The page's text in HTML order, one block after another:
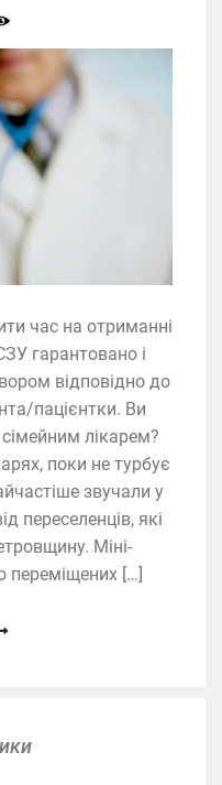
час на отриманні
гарантовано і
відповідно до
пацієнтки. Ви
сімейним лікарем?
поки не турбує
звучали у
переселенців, які
Міні-
переміщених […]